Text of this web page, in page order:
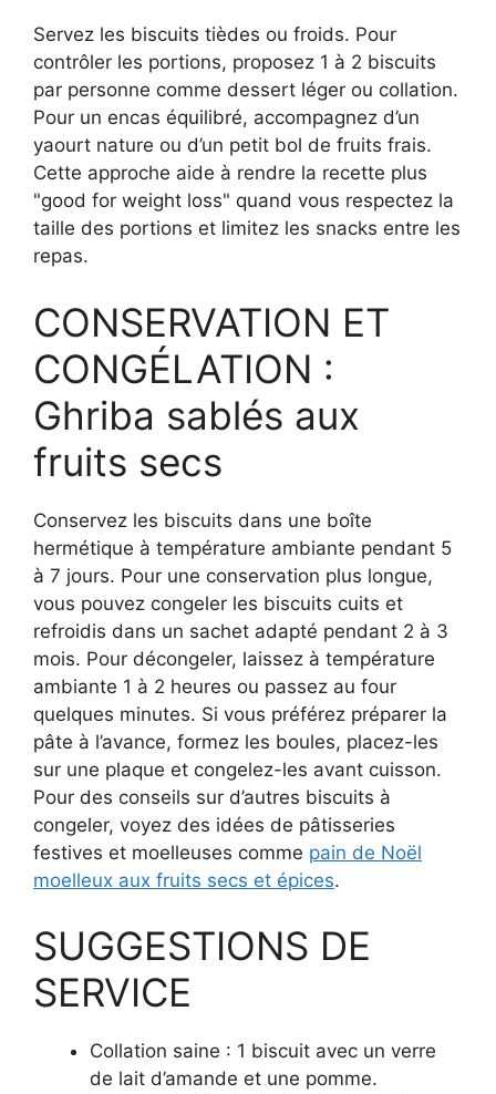
Servez les biscuits tièdes ou froids. Pour
contrôler les portions, proposez 1 à 2 biscuits
par personne comme dessert léger ou collation.
Pour un encas équilibré, accompagnez d’un
yaourt nature ou d’un petit bol de fruits frais.
Cette approche aide à rendre la recette plus
"good for weight loss" quand vous respectez la
taille des portions et limitez les snacks entre les
repas.
CONSERVATION ET
CONGÉLATION :
Ghriba sablés aux
fruits secs
Conservez les biscuits dans une boîte
hermétique à température ambiante pendant 5
à 7 jours. Pour une conservation plus longue,
vous pouvez congeler les biscuits cuits et
refroidis dans un sachet adapté pendant 2 à 3
mois. Pour décongeler, laissez à température
ambiante 1 à 2 heures ou passez au four
quelques minutes. Si vous préférez préparer la
pâte à l’avance, formez les boules, placez-les
sur une plaque et congelez-les avant cuisson.
Pour des conseils sur d’autres biscuits à
congeler, voyez des idées de pâtisseries
festives et moelleuses comme pain de Noël
moelleux aux fruits secs et épices.
SUGGESTIONS DE
SERVICE
Collation saine : 1 biscuit avec un verre
de lait d’amande et une pomme.